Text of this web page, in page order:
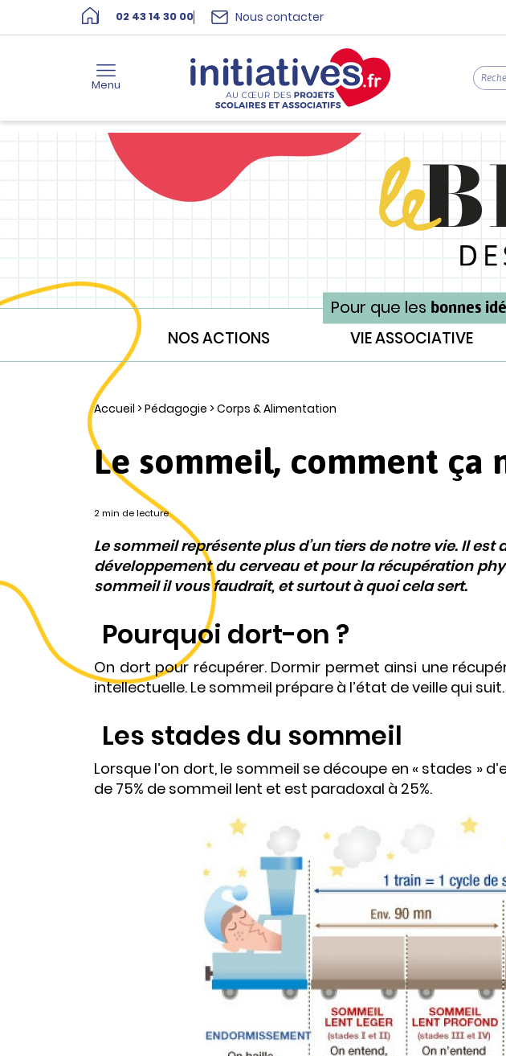
Pour que les bonnes
NOS ACTIONS VIE ASSOCIATIVE
Accueil >Pédagogie >Corps & Alimentation
Le sommeil, comment ça
2 min de lecture
Le sommeil représente plus d’un tiers de notre vie. Il
développement du cerveau et pour la récupération
sommeil il vous faudrait, et surtout à quoi cela sert.
Pourquoi dort-on ?
On dort pour récupérer. Dormir permet ainsi une
intellectuelle. Le sommeil prépare à l’état de veille qui suit.
Les stades du sommeil
Lorsque l’on dort, le sommeil se découpe en « stades »
de 75% de sommeil lent et est paradoxal à 25%.
02 43 14 30 00 Nous contacter
Menu